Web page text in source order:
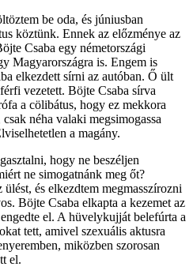
be oda, és júniusban
köztünk. Ennek az előzménye az
Csaba egy németországi
Magyarországra is. Engem is
elkezdett sírni az autóban. Ő ült
vezetett. Böjte Csaba sírva
a cölibátus, hogy ez mekkora
néha valaki megsimogassa
a magány.
hogy ne beszéljen
ne simogatnánk meg őt?
és elkezdtem megmasszírozni
Böjte Csaba elkapta a kezemet az
el. A hüvelykujját belefúrta a
tett, amivel szexuális aktusra
miközben szorosan
el.